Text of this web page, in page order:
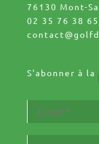
76130 Mont-
02 35 76 38 65
S'abonner à la